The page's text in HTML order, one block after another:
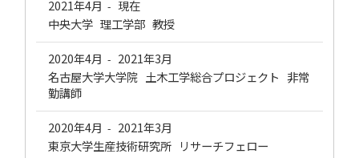
2021年4月 - 現在
中央大学 理工学部 教授
2020年4月 - 2021年3月
名古屋大学大学院 土木工学総合プロジェクト 非常
勤講師
2020年4月 - 2021年3月
東京大学生産技術研究所 リサーチフェロー